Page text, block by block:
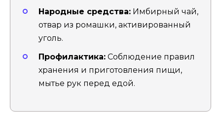
Народные средства: Имбирный чай,
отвар из ромашки, активированный
уголь.
Профилактика: Соблюдение правил
хранения и приготовления пищи,
мытье рук перед едой.